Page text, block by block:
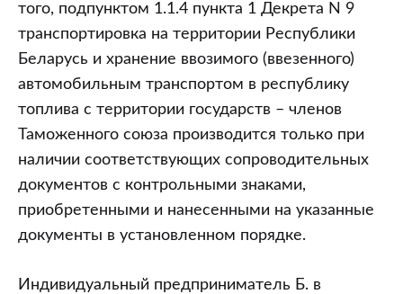
того, подпунктом 1.1.4 пункта 1 Декрета N 9
транспортировка на территории Республики
Беларусь и хранение ввозимого (ввезенного)
автомобильным транспортом в республику
топлива с территории государств – членов
Таможенного союза производится только при
наличии соответствующих сопроводительных
документов с контрольными знаками,
приобретенными и нанесенными на указанные
документы в установленном порядке.
Индивидуальный предприниматель Б. в